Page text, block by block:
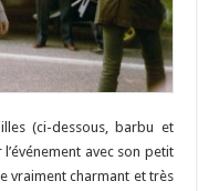
(ci-dessous, barbu et
avec son petit
vraiment charmant et très